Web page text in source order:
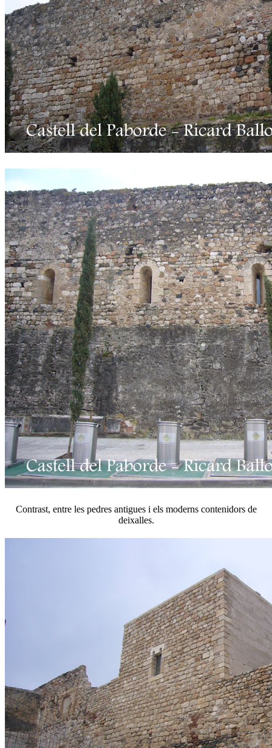
Contrast, entre les pedres antigues i els moderns contenidors de
deixalles.